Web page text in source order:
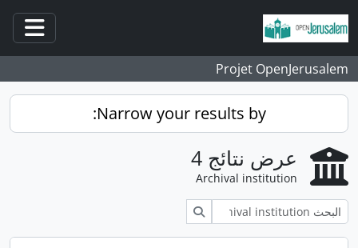
انتقل إلى المحتوى الرئيسي
فتح/
Projet OpenJerusalem
Narrow your results by:
عرض نتائج 4
Archival institution
بحث